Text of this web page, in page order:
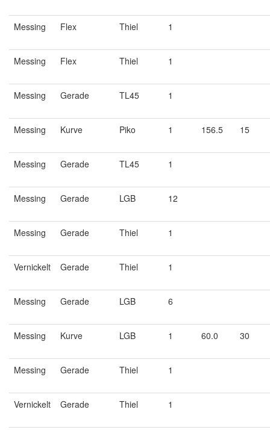
Messing Flex Thiel 1
Messing Flex Thiel 1
Messing Gerade TL45 1
Messing Kurve Piko 1 156.5 15
Messing Gerade TL45 1
Messing Gerade LGB 12
Messing Gerade Thiel 1
Vernickelt Gerade Thiel 1
Messing Gerade LGB 6
Messing Kurve LGB 1 60.0 30
Messing Gerade Thiel 1
Vernickelt Gerade Thiel 1